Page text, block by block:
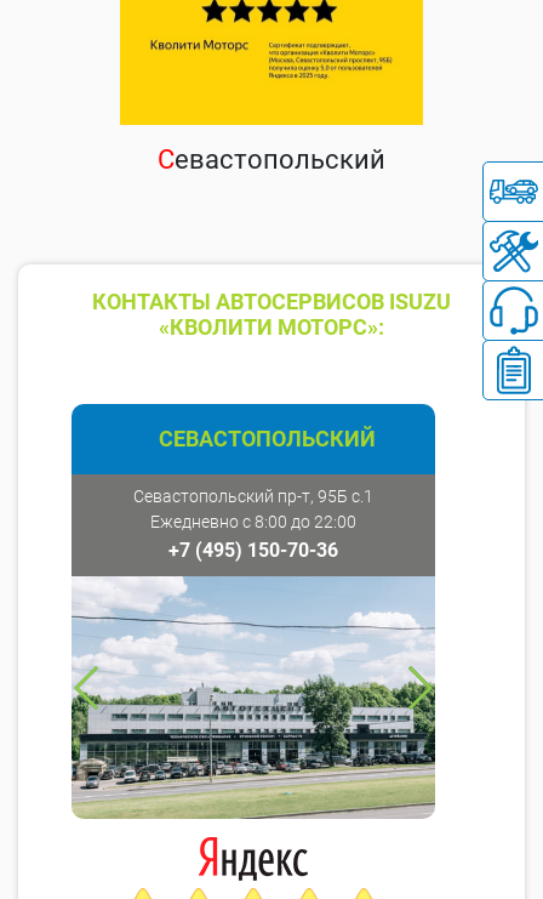
Севастопольский
КОНТАКТЫ АВТОСЕРВИСОВ ISUZU
«КВОЛИТИ МОТОРС»:
СЕВАСТОПОЛЬСКИЙ
Севастопольский пр-т, 95Б с.1
Ежедневно с 8:00 до 22:00
+7 (495) 150-70-36